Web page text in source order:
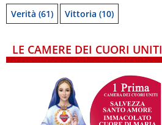
Verità (61) Vittoria (10)
LE CAMERE DEI CUORI UNITI